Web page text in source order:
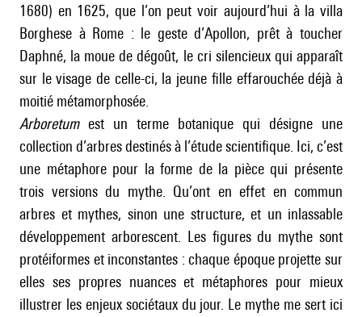
1680) en 1625, que l’on peut voir aujourd’hui à la villa
Borghese à Rome : le geste d’Apollon, prêt à toucher
Daphné, la moue de dégoût, le cri silencieux qui apparaît
sur le visage de celle-ci, la jeune fille effarouchée déjà à
moitié métamorphosée.
Arboretumest un terme botanique qui désigne une
collection d’arbres destinés à l’étude scientifique. Ici, c’est
une métaphore pour la forme de la pièce qui présente
trois versions du mythe. Qu’ont en effet en commun
arbres et mythes, sinon une structure, et un inlassable
développement arborescent. Les figures du mythe sont
protéiformes et inconstantes : chaque époque projette sur
elles ses propres nuances et métaphores pour mieux
illustrer les enjeux sociétaux du jour. Le mythe me sert ici